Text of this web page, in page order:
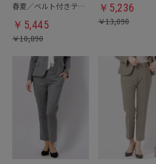
春夏／ベルト付きテーパードパンツ
￥ 5,445
￥10,890
￥ 5,236
￥13,090